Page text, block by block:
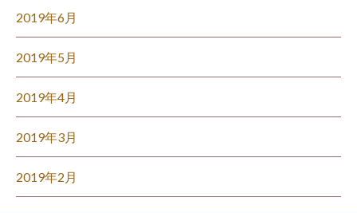
2019年6月
2019年5月
2019年4月
2019年3月
2019年2月